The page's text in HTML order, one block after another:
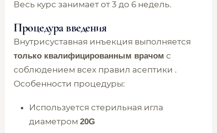
Весь курс занимает от 3 до 6 недель.
Процедура введения
Внутрисуставная инъекция выполняется
только квалифицированным врачом с
соблюдением всех правил асептики .
Особенности процедуры:
Используется стерильная игла
диаметром 20G